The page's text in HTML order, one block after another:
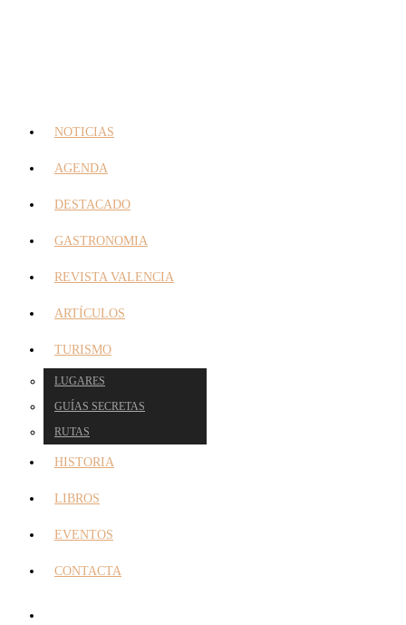
NOTICIAS
AGENDA
DESTACADO
GASTRONOMIA
REVISTA VALENCIA
ARTÍCULOS
TURISMO
LUGARES
GUÍAS SECRETAS
RUTAS
HISTORIA
LIBROS
EVENTOS
CONTACTA